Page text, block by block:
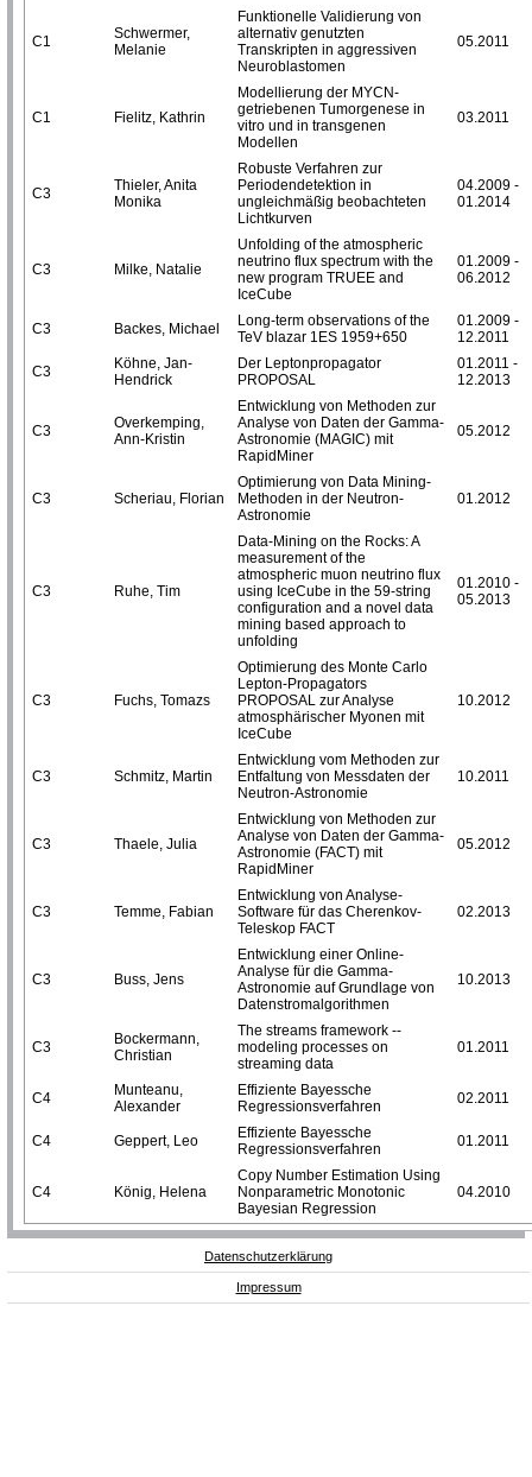
C1
Schwermer,
Melanie
Funktionelle Validierung von
alternativ genutzten
Transkripten in aggressiven
Neuroblastomen
05.2011
C1 Fielitz, Kathrin
Modellierung der MYCN-
getriebenen Tumorgenese in
vitro und in transgenen
Modellen
03.2011
C3
Thieler, Anita
Monika
Robuste Verfahren zur
Periodendetektion in
ungleichmäßig beobachteten
Lichtkurven
04.2009 -
01.2014
C3 Milke, Natalie
Unfolding of the atmospheric
neutrino flux spectrum with the
new program TRUEE and
IceCube
01.2009 -
06.2012
C3 Backes, Michael
Long-term observations of the
TeV blazar 1ES 1959+650
01.2009 -
12.2011
C3
Köhne, Jan-
Hendrick
Der Leptonpropagator
PROPOSAL
01.2011 -
12.2013
C3
Overkemping,
Ann-Kristin
Entwicklung von Methoden zur
Analyse von Daten der Gamma-
Astronomie (MAGIC) mit
RapidMiner
05.2012
C3 Scheriau, Florian
Optimierung von Data Mining-
Methoden in der Neutron-
Astronomie
01.2012
C3 Ruhe, Tim
Data-Mining on the Rocks: A
measurement of the
atmospheric muon neutrino flux
using IceCube in the 59-string
configuration and a novel data
mining based approach to
unfolding
01.2010 -
05.2013
C3 Fuchs, Tomazs
Optimierung des Monte Carlo
Lepton-Propagators
PROPOSAL zur Analyse
atmosphärischer Myonen mit
IceCube
10.2012
C3 Schmitz, Martin
Entwicklung vom Methoden zur
Entfaltung von Messdaten der
Neutron-Astronomie
10.2011
C3 Thaele, Julia
Entwicklung von Methoden zur
Analyse von Daten der Gamma-
Astronomie (FACT) mit
RapidMiner
05.2012
C3 Temme, Fabian
Entwicklung von Analyse-
Software für das Cherenkov-
Teleskop FACT
02.2013
C3 Buss, Jens
Entwicklung einer Online-
Analyse für die Gamma-
Astronomie auf Grundlage von
Datenstromalgorithmen
10.2013
C3
Bockermann,
Christian
The streams framework --
modeling processes on
streaming data
01.2011
C4
Munteanu,
Alexander
Effiziente Bayessche
Regressionsverfahren
02.2011
C4 Geppert, Leo
Effiziente Bayessche
Regressionsverfahren
01.2011
C4 König, Helena
Copy Number Estimation Using
Nonparametric Monotonic
Bayesian Regression
04.2010
Datenschutzerklärung
Impressum